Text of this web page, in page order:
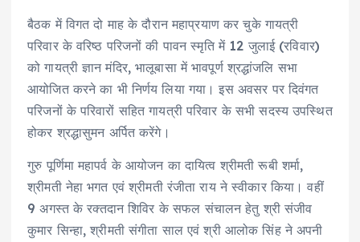
बैठक में विगत दो माह के दौरान महाप्रयाण कर चुके गायत्री
परिवार के वरिष्ठ परिजनों की पावन स्मृति में 12 जुलाई (रविवार)
को गायत्री ज्ञान मंदिर, भालूबासा में भावपूर्ण श्रद्धांजलि सभा
आयोजित करने का भी निर्णय लिया गया। इस अवसर पर दिवंगत
परिजनों के परिवारों सहित गायत्री परिवार के सभी सदस्य उपस्थित
होकर श्रद्धासुमन अर्पित करेंगे।
गुरु पूर्णिमा महापर्व के आयोजन का दायित्व श्रीमती रूबी शर्मा,
श्रीमती नेहा भगत एवं श्रीमती रंजीता राय ने स्वीकार किया। वहीं
9 अगस्त के रक्तदान शिविर के सफल संचालन हेतु श्री संजीव
कुमार सिन्हा, श्रीमती संगीता साल एवं श्री आलोक सिंह ने अपनी